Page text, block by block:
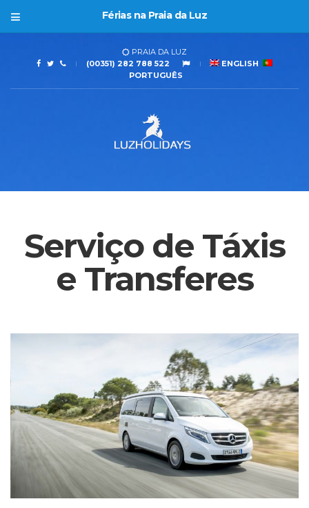
Férias na Praia da Luz
PRAIA DA LUZ
(00351) 282 788 522
ENGLISH
PORTUGUÊS
Serviço de Táxis
e Transferes